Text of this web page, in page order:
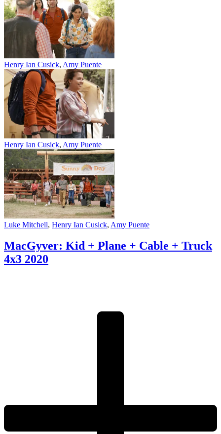
Henry Ian Cusick, Amy Puente
Henry Ian Cusick, Amy Puente
Luke Mitchell, Henry Ian Cusick, Amy Puente
MacGyver: Kid + Plane + Cable + Truck
4x3 2020